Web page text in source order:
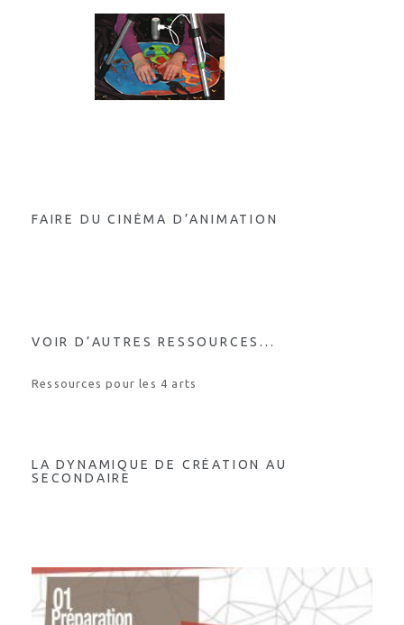
FAIRE DU CINÉMA D’ANIMATION
VOIR D’AUTRES RESSOURCES...
Ressources pour les 4 arts
LA DYNAMIQUE DE CRÉATION AU
SECONDAIRE